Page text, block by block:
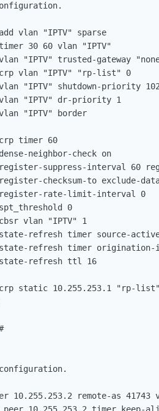
vlan "IPTV" sparse
30 60 vlan "IPTV"
"IPTV" trusted-gateway
crp vlan "IPTV" "rp-list" 0
"IPTV" shutdown-priority
"IPTV" dr-priority 1
"IPTV" border
timer 60
neighbor-check on
suppress-interval 60
checksum-to exclude-
register-rate-limit-interval 0
0
vlan "IPTV" 1
refresh timer source-
refresh timer origination-
state-refresh ttl 16
crp static 10.255.253.1 "rp-
configuration.
10.255.253.2 remote-as 41743